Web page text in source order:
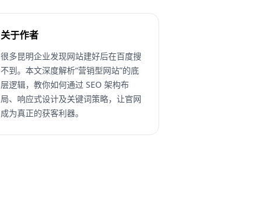
关于作者
很多昆明企业发现网站建好后在百度搜
不到。本文深度解析“营销型网站”的底
层逻辑，教你如何通过 SEO 架构布
局、响应式设计及关键词策略，让官网
成为真正的获客利器。